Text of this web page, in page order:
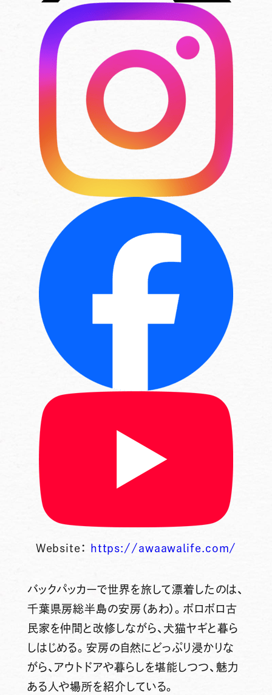
Website： https://awaawalife.com/
バックパッカーで世界を旅して漂着したのは、
千葉県房総半島の安房（あわ）。ボロボロ古
民家を仲間と改修しながら、犬猫ヤギと暮ら
しはじめる。安房の自然にどっぷり浸かりな
がら、アウトドアや暮らしを堪能しつつ、魅力
ある人や場所を紹介している。